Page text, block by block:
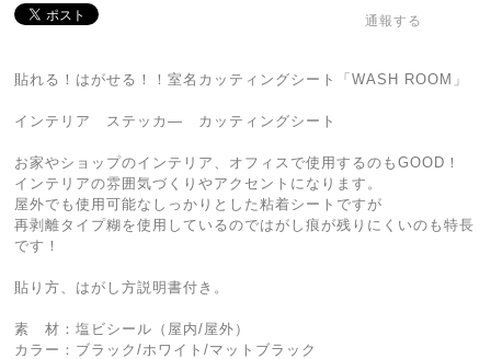
通報する
貼れる！はがせる！！室名カッティングシート「WASH ROOM」
インテリア ステッカ― カッティングシート
お家やショップのインテリア、オフィスで使用するのもGOOD！
インテリアの雰囲気づくりやアクセントになります。
屋外でも使用可能なしっかりとした粘着シートですが
再剥離タイプ糊を使用しているのではがし痕が残りにくいのも特長
です！
貼り方、はがし方説明書付き。
素 材：塩ビシール（屋内/屋外）
カラー：ブラック/ホワイト/マットブラック